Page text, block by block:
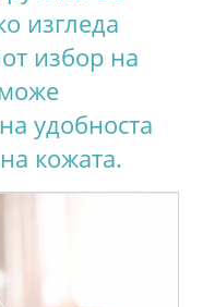
изгледа
избор на
удобноста
кожата.